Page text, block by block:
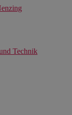
Technik